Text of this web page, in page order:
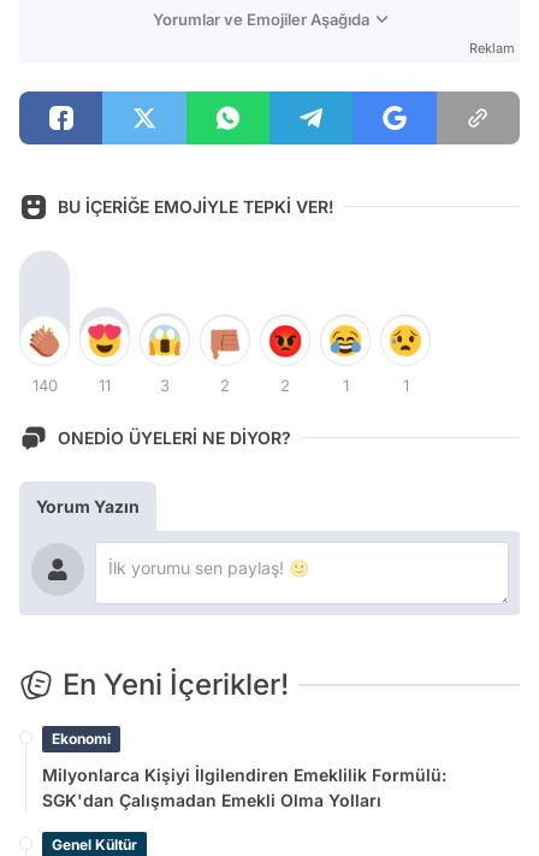
Yorumlar ve Emojiler Aşağıda
Reklam
BU İÇERİĞE EMOJİYLE TEPKİ VER!
140 11 3 2 2 1 1
ONEDİO ÜYELERİ NE DİYOR?
Yorum Yazın
En Yeni İçerikler!
Ekonomi
Milyonlarca Kişiyi İlgilendiren Emeklilik Formülü:
SGK'dan Çalışmadan Emekli Olma Yolları
Genel Kültür